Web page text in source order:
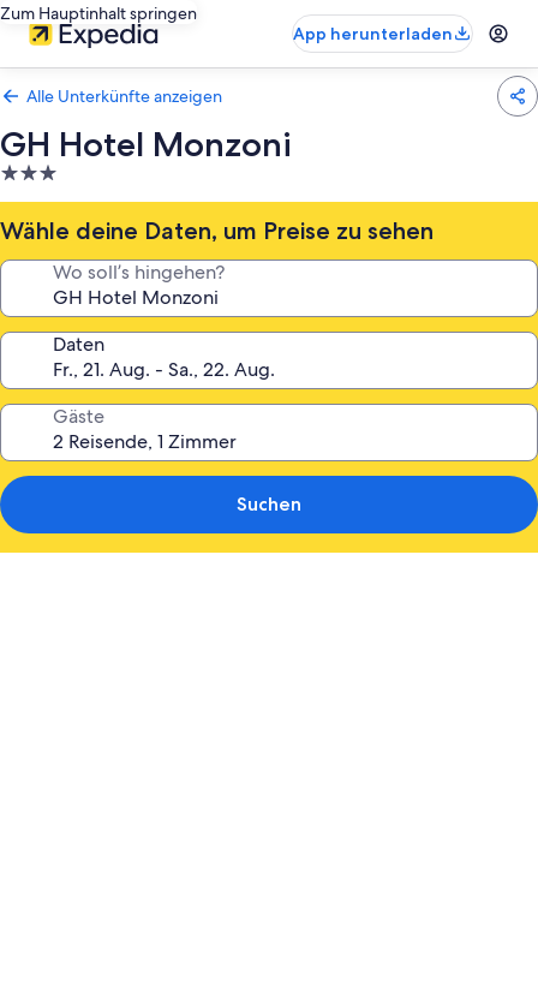
Zum Hauptinhalt springen
App herunterladen
Alle Unterkünfte anzeigen
GH Hotel Monzoni
3.0-
Sterne-
Unterkunft
Wähle deine Daten, um Preise zu sehen
Wo soll’s hingehen?
Daten
Gäste
Suchen